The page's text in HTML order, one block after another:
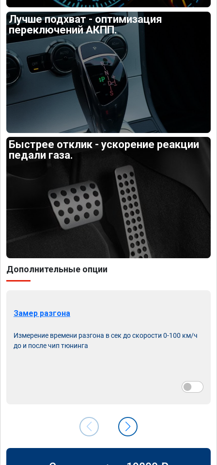
Лучше подхват - оптимизация
переключений АКПП.
Быстрее отклик - ускорение реакции
педали газа.
Дополнительные опции
Замер разгона
Измерение времени разгона в сек до скорости 0-100 км/ч
до и после чип тюнинга